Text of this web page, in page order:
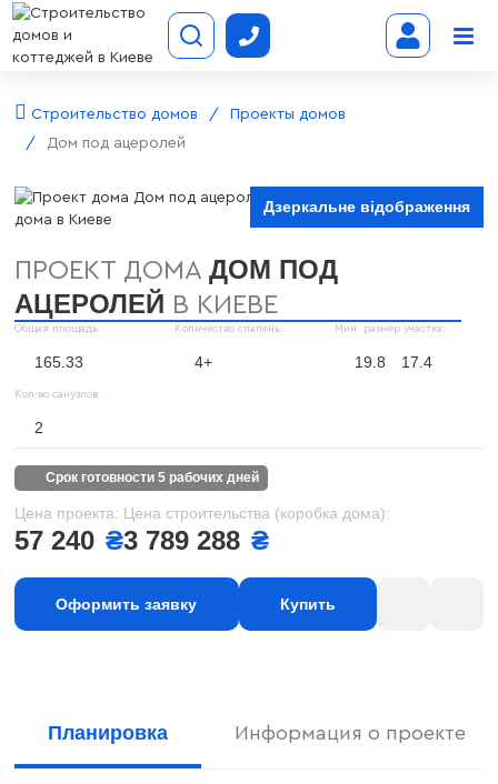
Строительство домов
Проекты домов
Дом под ацеролей
Дзеркальне відображення
ПРОЕКТ ДОМА ДОМ ПОД
АЦЕРОЛЕЙ В КИЕВЕ
Общая площадь:
165.33
Количество спалень:
4+
Мин. размер участка:
19.8 17.4
Кол-во санузлов:
2
срок готовности 5 рабочих дней
Цена проекта:
57 240 ₴
Цена строительства (коробка дома):
3 789 288 ₴
Оформить заявку Купить
Планировка Информация о проекте